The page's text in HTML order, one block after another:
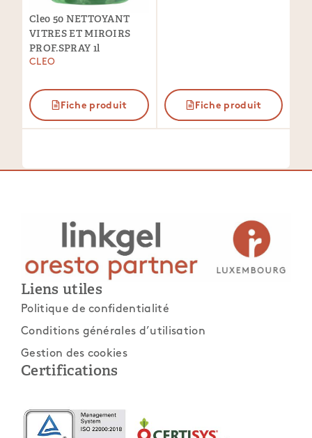
Cleo 50 NETTOYANT
VITRES ET MIROIRS
PROF.SPRAY 1l
CLEO
Fiche produit Fiche produit
Liens utiles
Politique de confidentialité
Conditions générales d’utilisation
Gestion des cookies
Certifications